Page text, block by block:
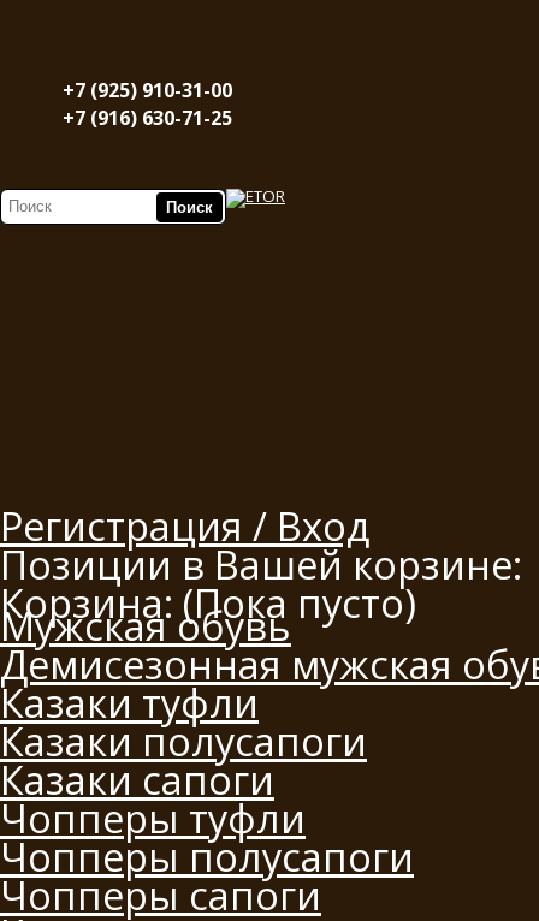
+7 (925) 910-31-00
+7 (916) 630-71-25
Регистрация / Вход
Позиции в Вашей корзине:
Корзина: (Пока пусто)
Мужская обувь
Демисезонная мужская
Казаки туфли
Казаки полусапоги
Казаки сапоги
Чопперы туфли
Чопперы полусапоги
Чопперы сапоги